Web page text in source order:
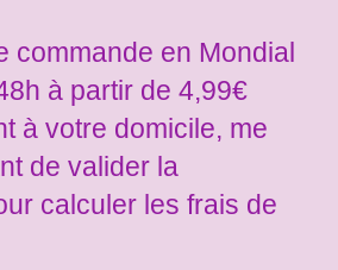
commande en Mondial
à partir de 4,99€
à votre domicile, me
de valider la
calculer les frais de